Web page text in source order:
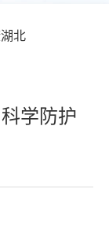
北
学防护